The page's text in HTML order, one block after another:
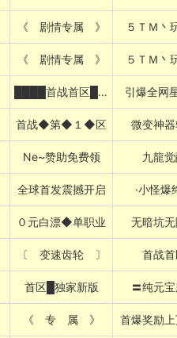
《 剧情专属 》 ５ＴＭ丶
《 剧情专属 》 ５ＴＭ丶
████首战首区████ 引爆全网
首战◆第◆１◆区 微变神
Ne~赞助免费领 九龍
全球首发震撼开启 ·小怪爆
０元白漂◆单职业 无暗坑
〔 变速齿轮 〕 首战
首区█独家新版 〓纯元
《 专 属 》 首爆奖励